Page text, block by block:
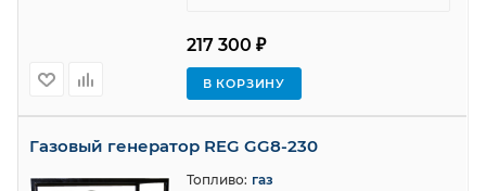
217 300 ₽
В КОРЗИНУ
Газовый генератор REG GG8-230
Топливо: газ